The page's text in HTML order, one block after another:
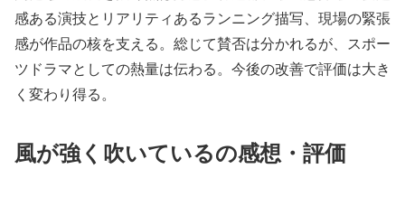
感ある演技とリアリティあるランニング描写、現場の緊張
感が作品の核を支える。総じて賛否は分かれるが、スポー
ツドラマとしての熱量は伝わる。今後の改善で評価は大き
く変わり得る。
風が強く吹いているの感想・評価